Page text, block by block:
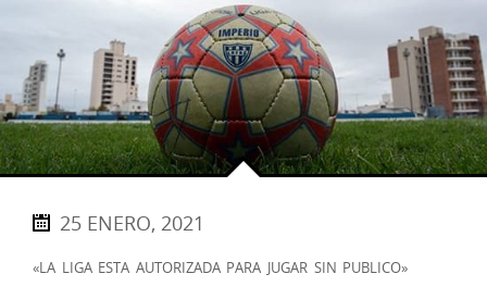
25 ENERO, 2021
«LA LIGA ESTA AUTORIZADA PARA JUGAR SIN PUBLICO»